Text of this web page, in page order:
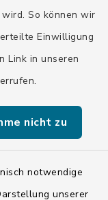
So können wir
Einwilligung
Link in unseren
nicht zu
notwendige
unserer